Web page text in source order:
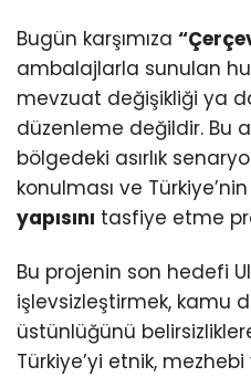
Bugün karşımıza
ambalajlarla sunulan
mevzuat değişikliği ya
düzenleme değildir. Bu
bölgedeki asırlık
konulması ve Türkiye’nin
yapısını tasfiye etme
Bu projenin son hedefi
işlevsizleştirmek, kamu
üstünlüğünü
Türkiye’yi etnik,